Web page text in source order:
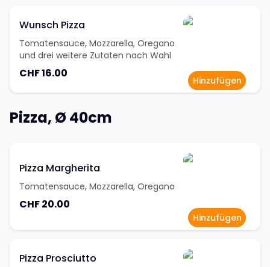
Wunsch Pizza
Tomatensauce, Mozzarella, Oregano
und drei weitere Zutaten nach Wahl
CHF 16.00
Hinzufügen
Pizza, Ø 40cm
Pizza Margherita
Tomatensauce, Mozzarella, Oregano
CHF 20.00
Hinzufügen
Pizza Prosciutto